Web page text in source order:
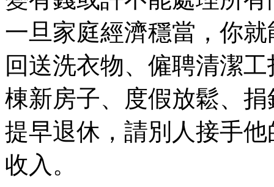
一旦家庭經濟穩當，你
回送洗衣物、僱聘清潔
棟新房子、度假放鬆、
提早退休，請別人接手
收入。